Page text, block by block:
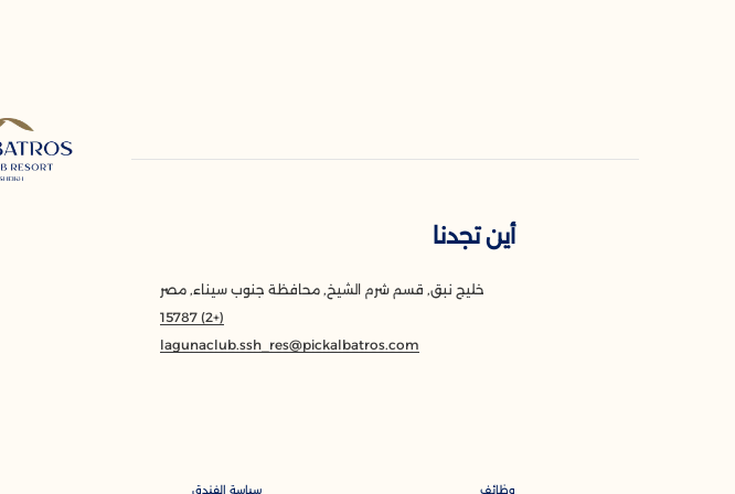
أين تجدنا
خليج نبق, قسم شرم الشيخ, محافظة جنوب سيناء, مصر
(+2) 15787
lagunaclub.ssh_res@pickalbatros.com
وظائف سياسة الفندق